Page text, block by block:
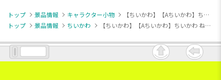
トップ 景品情報 キャラクター小物
【ちいかわ】【Aちいかわ】ちいかわ ねそべりマスコット
トップ
景品情報 ちいかわ 【ちいかわ】【Aちいかわ】ちいかわ ねそべりマスコット